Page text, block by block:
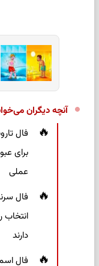
آنچه دیگران
برای
عملی
دارند